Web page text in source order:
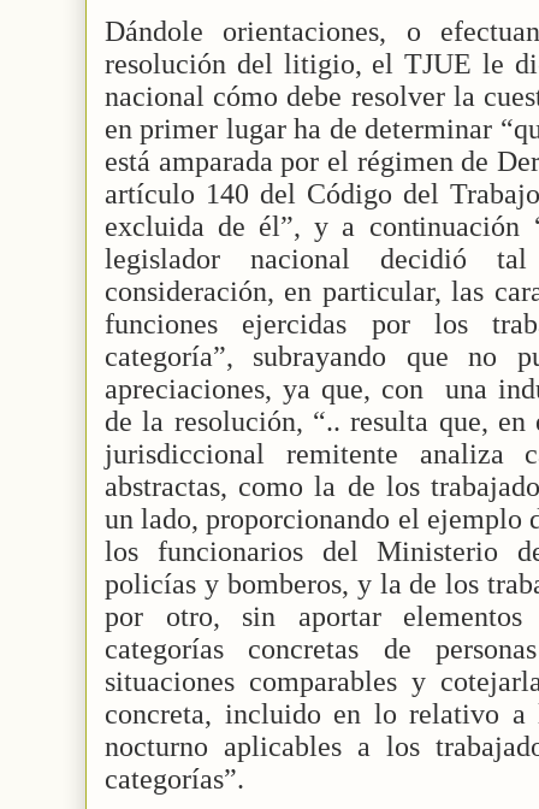
Dándole orientaciones, o
resolución del litigio, el TJUE le
nacional cómo debe resolver la
en primer lugar ha de determinar
está amparada por el régimen de
artículo 140 del Código del
excluida de él”, y a continuación
legislador nacional decidió
consideración, en particular, las
funciones ejercidas por los
categoría”, subrayando que no
apreciaciones, ya que, con
una
de la resolución, “.. resulta que,
jurisdiccional remitente analiza
abstractas, como la de los
un lado, proporcionando el ejemplo
los funcionarios del Ministerio
policías y bomberos, y la de los
por otro, sin aportar
categorías concretas de
situaciones comparables y
concreta, incluido en lo relativo a
nocturno aplicables a los
categorías”.